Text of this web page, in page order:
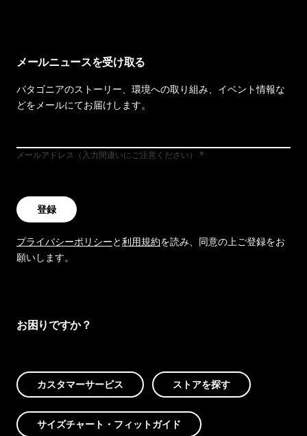
メールニュースを受け取る
パタゴニアのストーリー、環境への取り組み、イベント情報な
どをメールにてお届けします。
メールアドレス（入力間違いにご注意ください）
登録
プライバシーポリシーと利用規約を読み、同意の上ご登録をお
願いします。
お困りですか？
カスタマーサービス ストアを探す
サイズチャート・フィットガイド